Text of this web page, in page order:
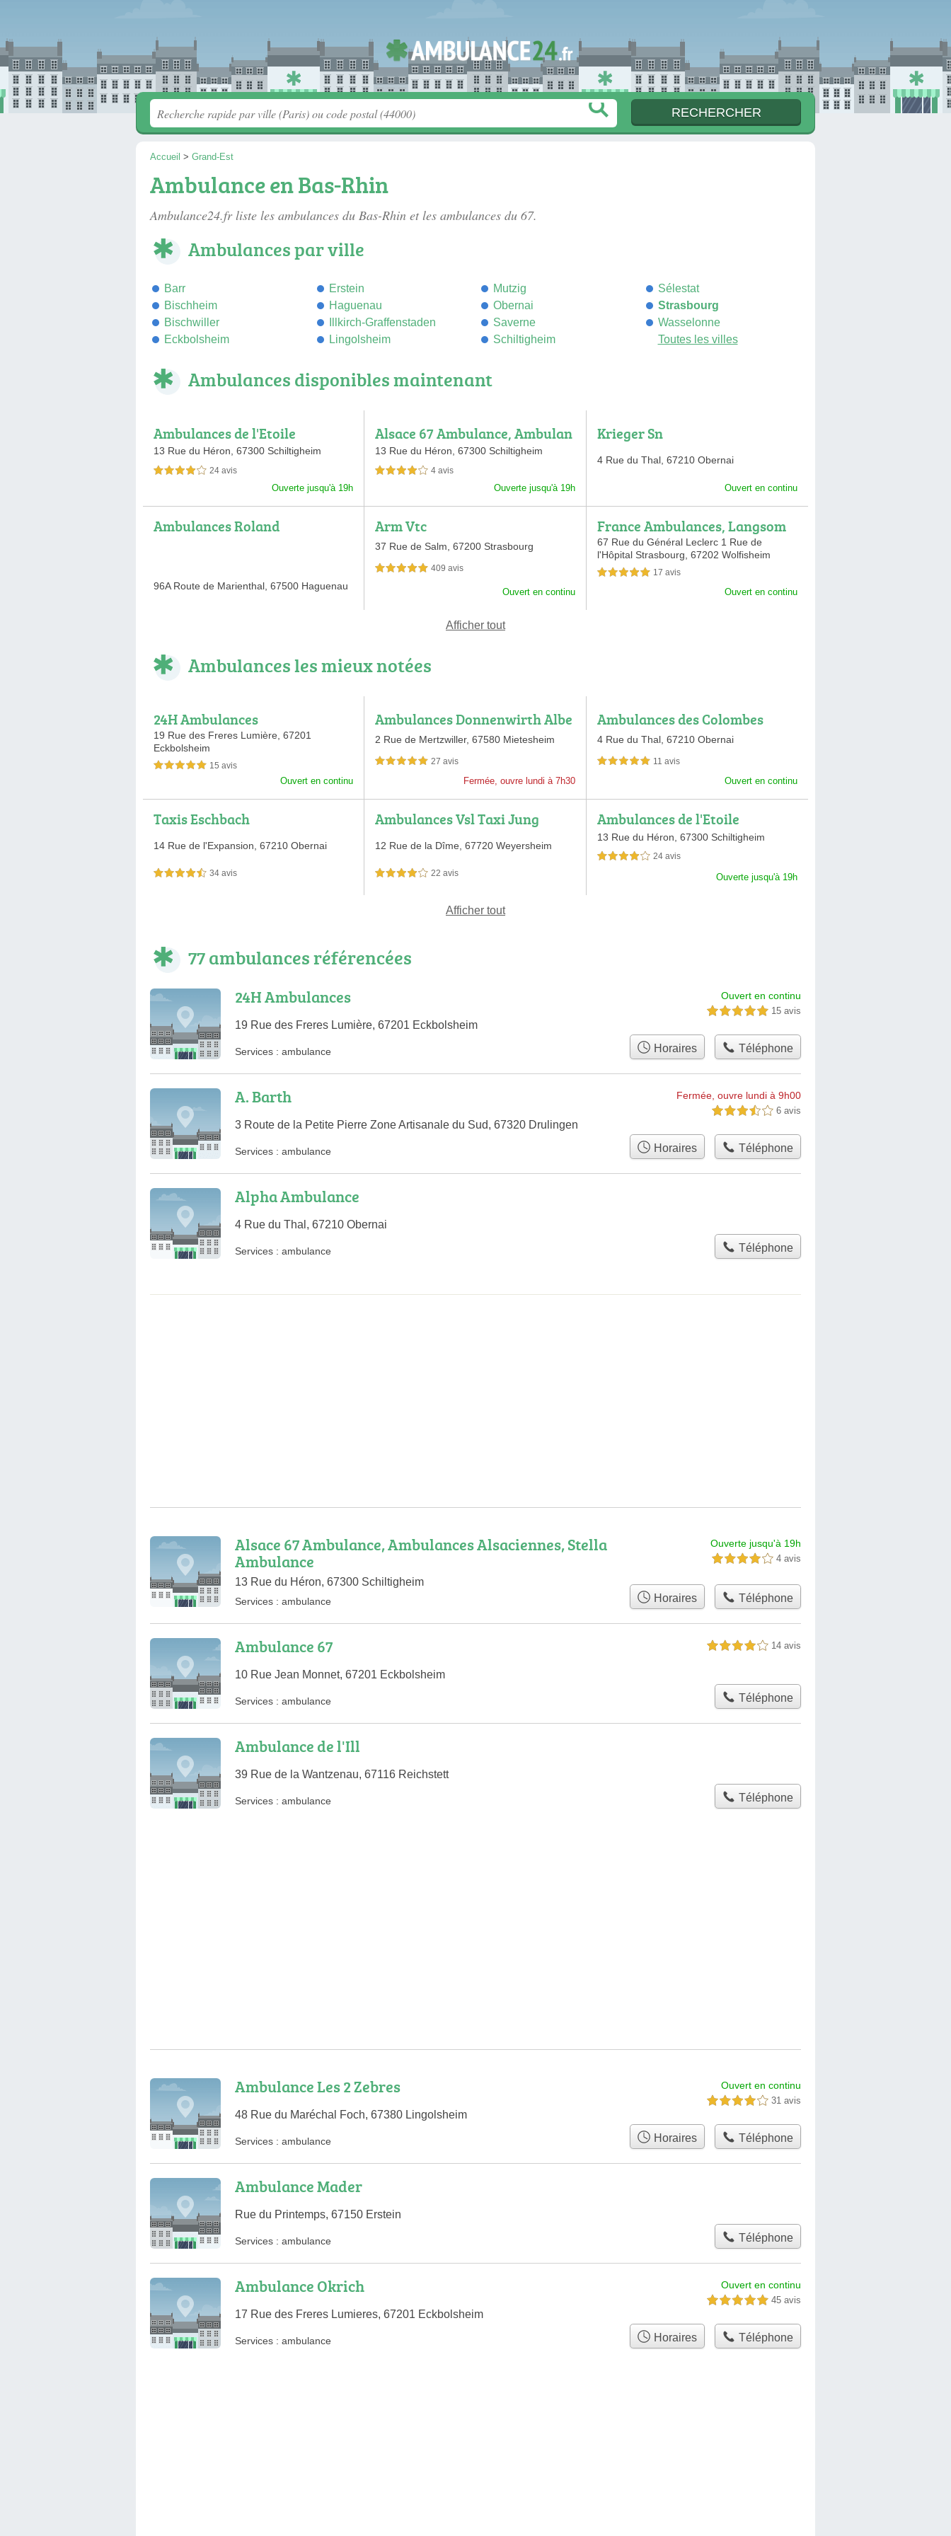
Accueil > Grand-Est
Ambulance en Bas-Rhin
Ambulance24.fr liste les ambulances du Bas-Rhin et les ambulances du 67.
Ambulances par ville
Barr
Bischheim
Bischwiller
Eckbolsheim
Erstein
Haguenau
Illkirch-Graffenstaden
Lingolsheim
Mutzig
Obernai
Saverne
Schiltigheim
Sélestat
Strasbourg
Wasselonne
Toutes les villes
Ambulances disponibles maintenant
Ambulances de l'Etoile
13 Rue du Héron, 67300 Schiltigheim
4,0 étoiles sur 5 24 avis
Ouverte jusqu'à 19h
Alsace 67 Ambulance, Ambulan
ces Alsaciennes, Stella Ambula
nce
13 Rue du Héron,67300 Schiltigheim
4,0 étoiles sur 5 4 avis
Ouverte jusqu'à 19h
Krieger Sn
4 Rue du Thal, 67210 Obernai
Ouvert en continu
Ambulances Roland
96A Route de Marienthal, 67500 Haguenau
Arm Vtc
37 Rue de Salm,67200 Strasbourg
5,0 étoiles sur 5 409 avis
Ouvert en continu
France Ambulances, Langsom
Ambulances
67 Rue du Général Leclerc 1 Rue de
l'Hôpital Strasbourg, 67202 Wolfisheim
5,0 étoiles sur 5 17 avis
Ouvert en continu
Afficher tout
Ambulances les mieux notées
24H Ambulances
19 Rue des Freres Lumière, 67201
Eckbolsheim
5,0 étoiles sur 5 15 avis
Ouvert en continu
Ambulances Donnenwirth Albe
rt
2 Rue de Mertzwiller,67580 Mietesheim
5,0 étoiles sur 5 27 avis
Fermée, ouvre lundi à 7h30
Ambulances des Colombes
4 Rue du Thal, 67210 Obernai
5,0 étoiles sur 5 11 avis
Ouvert en continu
Taxis Eschbach
14 Rue de l'Expansion, 67210 Obernai
4,5 étoiles sur 5 34 avis
Ambulances Vsl Taxi Jung
12 Rue de la Dîme,67720 Weyersheim
4,0 étoiles sur 5 22 avis
Ambulances de l'Etoile
13 Rue du Héron, 67300 Schiltigheim
4,0 étoiles sur 5 24 avis
Ouverte jusqu'à 19h
Afficher tout
77 ambulances référencées
24H Ambulances
19 Rue des Freres Lumière, 67201 Eckbolsheim
Ouvert en continu
5,0 étoiles sur 5 15 avis
Services : ambulance Horaires Téléphone
A. Barth
3 Route de la Petite Pierre Zone Artisanale du Sud, 67320 Drulingen
Fermée, ouvre lundi à 9h00
3,5 étoiles sur 5 6 avis
Services : ambulance Horaires Téléphone
Alpha Ambulance
4 Rue du Thal, 67210 Obernai
Services : ambulance Téléphone
Alsace 67 Ambulance, Ambulances Alsaciennes, Stella
Ambulance
13 Rue du Héron, 67300 Schiltigheim
Ouverte jusqu'à 19h
4,0 étoiles sur 5 4 avis
Services : ambulance Horaires Téléphone
Ambulance 67
10 Rue Jean Monnet, 67201 Eckbolsheim
4,0 étoiles sur 5 14 avis
Services : ambulance Téléphone
Ambulance de l'Ill
39 Rue de la Wantzenau, 67116 Reichstett
Services : ambulance Téléphone
Ambulance Les 2 Zebres
48 Rue du Maréchal Foch, 67380 Lingolsheim
Ouvert en continu
4,0 étoiles sur 5 31 avis
Services : ambulance Horaires Téléphone
Ambulance Mader
Rue du Printemps, 67150 Erstein
Services : ambulance Téléphone
Ambulance Okrich
17 Rue des Freres Lumieres, 67201 Eckbolsheim
Ouvert en continu
5,0 étoiles sur 5 45 avis
Services : ambulance Horaires Téléphone